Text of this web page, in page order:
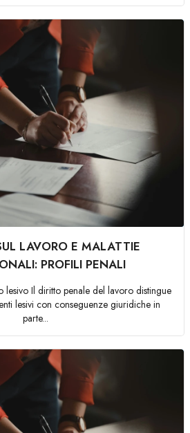
LAVORO E MALATTIE
PROFILI PENALI
lesivo Il diritto penale del lavoro distingue
lesivi con conseguenze giuridiche in
parte...